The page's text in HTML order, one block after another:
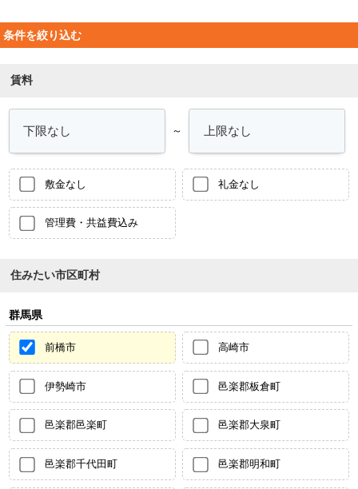
条件を絞り込む
賃料
～
敷金なし 礼金なし
管理費・共益費込み
住みたい市区町村
群馬県
前橋市 高崎市
伊勢崎市 邑楽郡板倉町
邑楽郡邑楽町 邑楽郡大泉町
邑楽郡千代田町 邑楽郡明和町